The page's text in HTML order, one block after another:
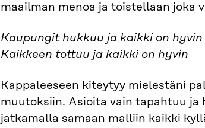
maailman menoa ja toistellaan joka
Kaupungit hukkuu ja kaikki on hyvin
Kaikkeen tottuu ja kaikki on hyvin
Kappaleeseen kiteytyy mielestäni
muutoksiin. Asioita vain tapahtuu
jatkamalla samaan malliin kaikki